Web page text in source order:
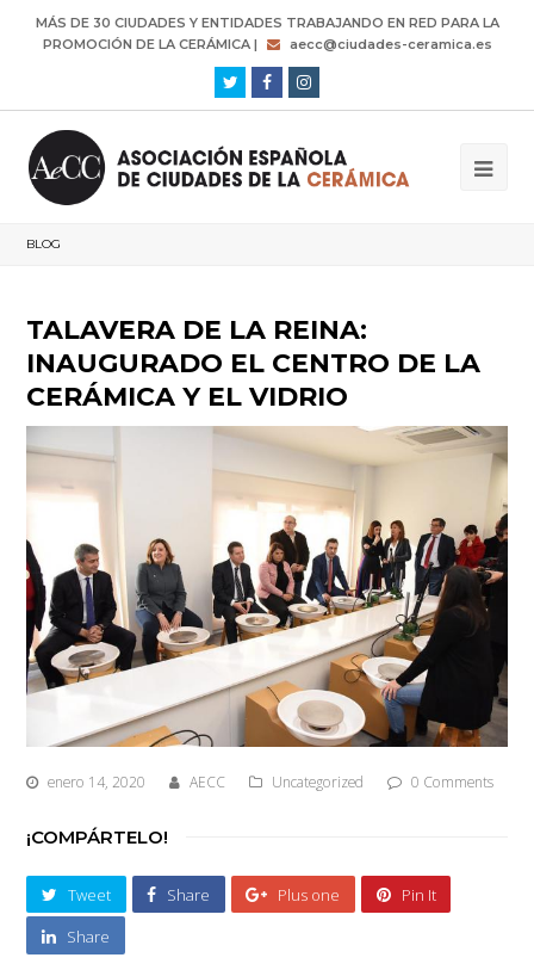
MÁS DE 30 CIUDADES Y ENTIDADES TRABAJANDO EN RED PARA LA
PROMOCIÓN DE LA CERÁMICA |
aecc@ciudades-ceramica.es
Twitter Facebook
BLOG
TALAVERA DE LA REINA:
INAUGURADO EL CENTRO DE LA
CERÁMICA Y EL VIDRIO
enero 14, 2020 AECC Uncategorized 0 Comments
¡COMPÁRTELO!
Tweet Share Plus one
Pin It
Share